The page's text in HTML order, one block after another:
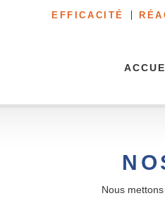
EFFICACITÉ
Nous